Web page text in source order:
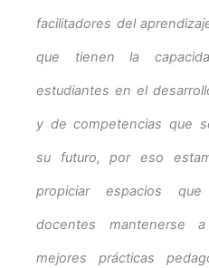
facilitadores del
que tienen la
estudiantes en el
y de competencias que
su futuro, por eso
propiciar espacios
docentes mantenerse
mejores prácticas